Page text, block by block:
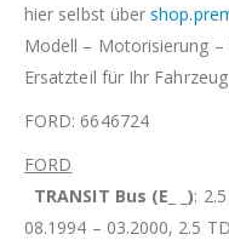
hier selbst über
Modell – Motorisierung
Ersatzteil für Ihr
FORD: 6646724
FORD
TRANSIT Bus (E_ _):
08.1994 – 03.2000, 2.5